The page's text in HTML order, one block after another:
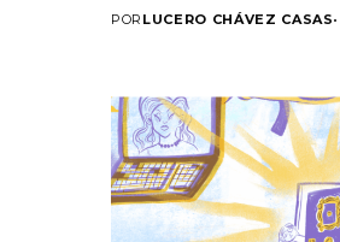
POR LUCERO CHÁVEZ CASAS